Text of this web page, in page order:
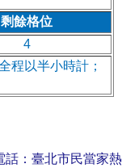
剩餘格位
4
程以半小時計；
：臺北市民當家熱